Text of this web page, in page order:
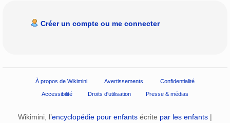
Créer un compte ou me connecter
À propos de Wikimini Avertissements Confidentialité
Accessibilité Droits d'utilisation Presse & médias
Wikimini, l’encyclopédie pour enfants écrite par les enfants |